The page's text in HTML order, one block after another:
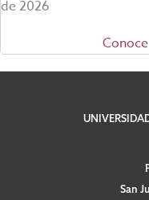
de 2026
San